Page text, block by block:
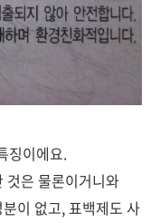
징이에요.
것은 물론이거니와
이 없고, 표백제도 사